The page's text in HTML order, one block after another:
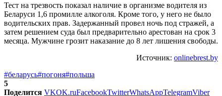
Тест на трезвость показал наличие в организме водителя из
Беларуси 1,6 промилле алкоголя. Кроме того, у него не было
водительских прав. Задержанный провел ночь под стражей, а
затем решением суда был предварительно арестован на срок 3
месяца. Мужчине грозит наказание до 8 лет лишения свободы.
Источник: onlinebrest.by
#беларусь#погоня#польша
5
Поделится VKOK.ruFacebookTwitterWhatsAppTelegramViber